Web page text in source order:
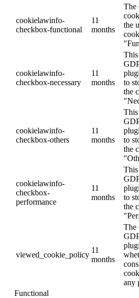
cookielawinfo-
checkbox-functional
11
months
The
the
cookielawinfo-
checkbox-necessary
11
months
to
the
cookielawinfo-
checkbox-others
11
months
to
the
cookielawinfo-
checkbox-
performance
11
months
to
the
viewed_cookie_policy
11
months
The
any
Functional